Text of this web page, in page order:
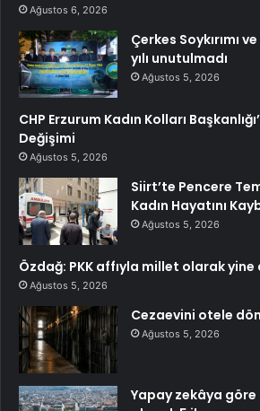
Ağustos 6, 2026
Çerkes Soykırımı
yılı unutulmadı
Ağustos 5, 2026
CHP Erzurum Kadın Kolları
Değişimi
Ağustos 5, 2026
Siirt’te Pencere
Kadın Hayatını
Ağustos 5, 2026
Özdağ: PKK affıyla millet olarak yine
Ağustos 5, 2026
Cezaevini otele
Ağustos 5, 2026
Yapay zekâya göre